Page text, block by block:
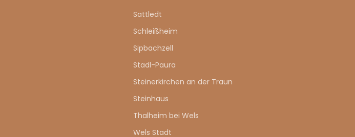
Sattledt
Schleißheim
Sipbachzell
Stadl-Paura
Steinerkirchen an der Traun
Steinhaus
Thalheim bei Wels
Wels Stadt